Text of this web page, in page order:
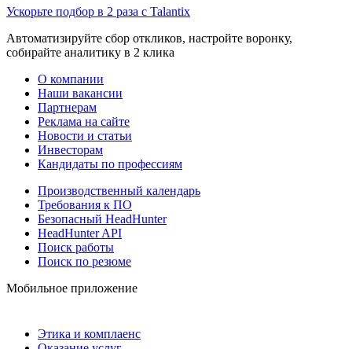
Ускорьте подбор в 2 раза с Talantix
Автоматизируйте сбор откликов, настройте воронку,
собирайте аналитику в 2 клика
О компании
Наши вакансии
Партнерам
Реклама на сайте
Новости и статьи
Инвесторам
Кандидаты по профессиям
Производственный календарь
Требования к ПО
Безопасный HeadHunter
HeadHunter API
Поиск работы
Поиск по резюме
Мобильное приложение
Этика и комплаенс